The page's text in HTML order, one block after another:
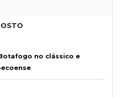
no clássico e